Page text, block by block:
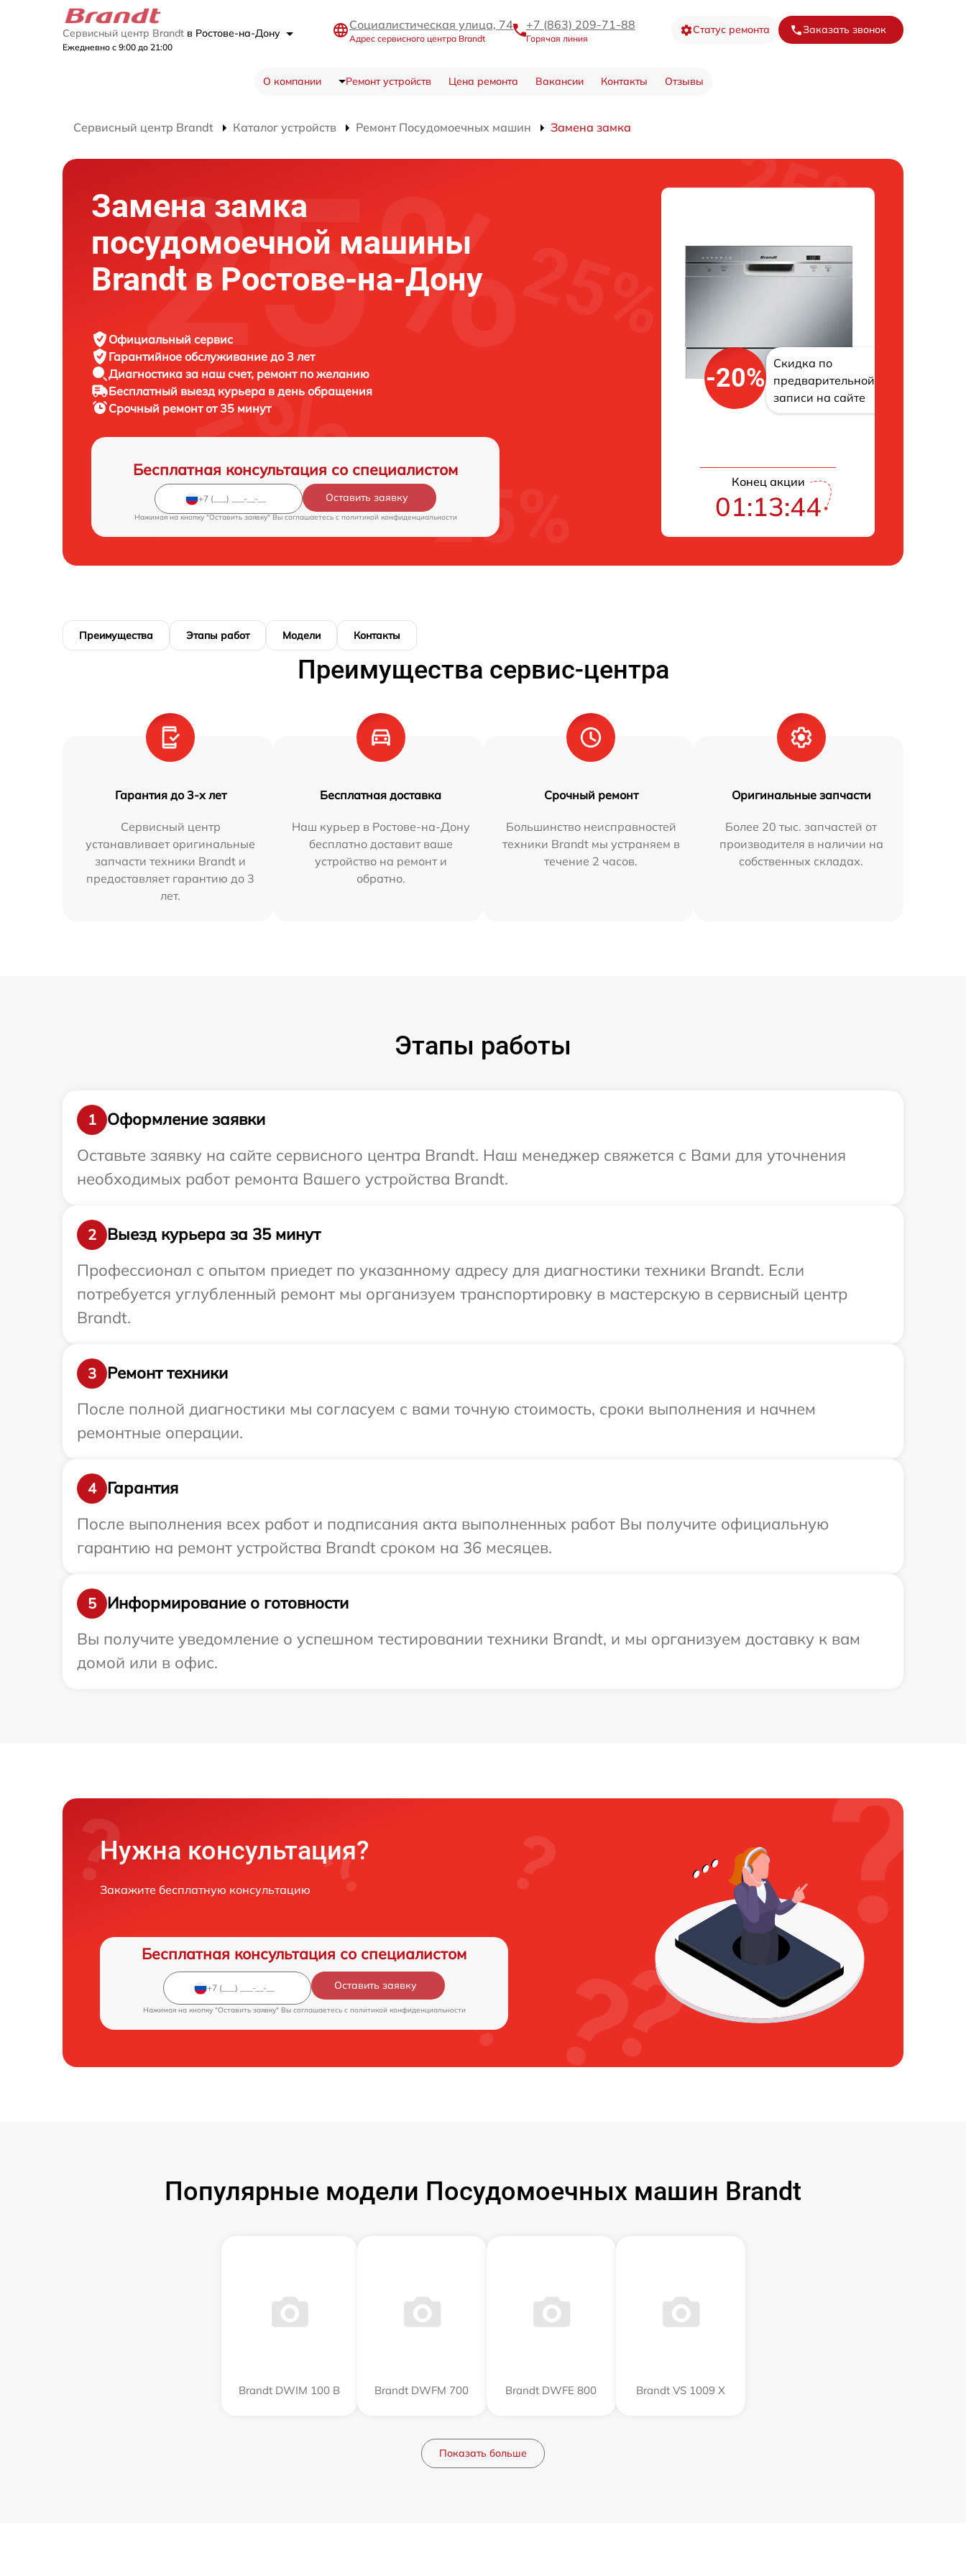
Сервисный центр Brandt в Ростове-на-Дону
Ежедневно с 9:00 до 21:00
Социалистическая улица, 74
Адрес сервисного центра Brandt
+7 (863) 209-71-88
Горячая линия
Статус ремонта Заказать звонок
О компании Ремонт устройств Цена ремонта Вакансии Контакты Отзывы
Сервисный центр Brandt Каталог устройств Ремонт Посудомоечных машин Замена замка
Замена замка
посудомоечной машины
Brandt в Ростове-на-Дону
Официальный сервис
Гарантийное обслуживание до 3 лет
Диагностика за наш счет, ремонт по желанию
Бесплатный выезд курьера в день обращения
Срочный ремонтот 35 минут
Бесплатная консультация со специалистом
Оставить заявку
Нажимая на кнопку "Оставить заявку" Вы соглашаетесь c политикой конфиденциальности
-20%
Скидка по
предварительной
записи на сайте
Конец акции
01:13:43
Преимущества Этапы работ Модели Контакты
Преимущества сервис-центра
Гарантия до 3-х лет
Сервисный центр
устанавливает оригинальные
запчасти техники Brandt и
предоставляет гарантию до 3
лет.
Бесплатная доставка
Наш курьер в Ростове-на-Дону
бесплатно доставит ваше
устройство на ремонт и
обратно.
Срочный ремонт
Большинство неисправностей
техники Brandt мы устраняем в
течение 2 часов.
Оригинальные запчасти
Более 20 тыс. запчастей от
производителя в наличии на
собственных складах.
Этапы работы
1
Оформление заявки
Оставьте заявку на сайте сервисного центра Brandt. Наш менеджер свяжется с Вами для уточнения
необходимых работ ремонта Вашего устройства Brandt.
2
Выезд курьера за 35 минут
Профессионал с опытом приедет по указанному адресу для диагностики техники Brandt. Если
потребуется углубленный ремонт мы организуем транспортировку в мастерскую в сервисный центр
Brandt.
3
Ремонт техники
После полной диагностики мы согласуем с вами точную стоимость, сроки выполнения и начнем
ремонтные операции.
4
Гарантия
После выполнения всех работ и подписания акта выполненных работ Вы получите официальную
гарантию на ремонт устройства Brandt сроком на 36 месяцев.
5
Информирование о готовности
Вы получите уведомление о успешном тестировании техники Brandt, и мы организуем доставку к вам
домой или в офис.
Нужна консультация?
Закажите бесплатную консультацию
Бесплатная консультация со специалистом
Оставить заявку
Нажимая на кнопку "Оставить заявку" Вы соглашаетесь c политикой конфиденциальности
Популярные модели Посудомоечных машин Brandt
Brandt DWIM 100 B Brandt DWFM 700 Brandt DWFE 800 Brandt VS 1009 X
Показать больше